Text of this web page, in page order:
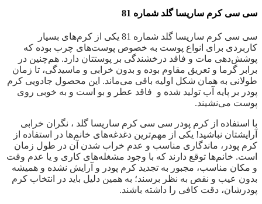
سی سی کرم ساریسا گلد شماره 81
سی سی کرم ساریسا گلد شماره 81 یکی از کرم‌های بسیار
کاربردی برای انواع پوست به خصوص پوست‌های چرب بوده که
پوشش‌دهی مات و فاقد درخشندگی بر پوستتان دارد. هم‌چنین در
برابر گرما و تعریق مقاوم بوده و بدون خرابی و ماسیدگی، تا زمان
طولانی به همان شکل اولیه باقی می‌ماند. این محصول جادویی کرم
پودر بر پایه آب تولید شده و فاقد عطر و بو است و به خوبی روی
پوست می‌نشیند.
با استفاده از کرم پودر سی سی کرم ساریسا گلد ، نگران خرابی
آرایشتان نباشید! یکی از مهم‌ترین دغدغه‌های خانم‌ها در استفاده از
کرم پودر، ماندگاری مناسب و عدم خراب شدن آن در طول زمان
است. خانم‌ها توقع دارند که با وجود مشغله‌های کاری و یا عدم وقت
و مکان مناسب، مجبور به تجدید کرم پودر و آرایش نشده و همیشه
بدون عیب و نقص به نظر برسند؛ به همین دلیل باید در انتخاب کرم
پودرشان، دقت کافی را داشته باشند.